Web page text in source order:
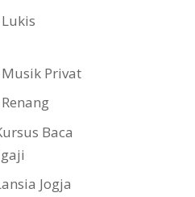
Musik Privat
Baca
Jogja